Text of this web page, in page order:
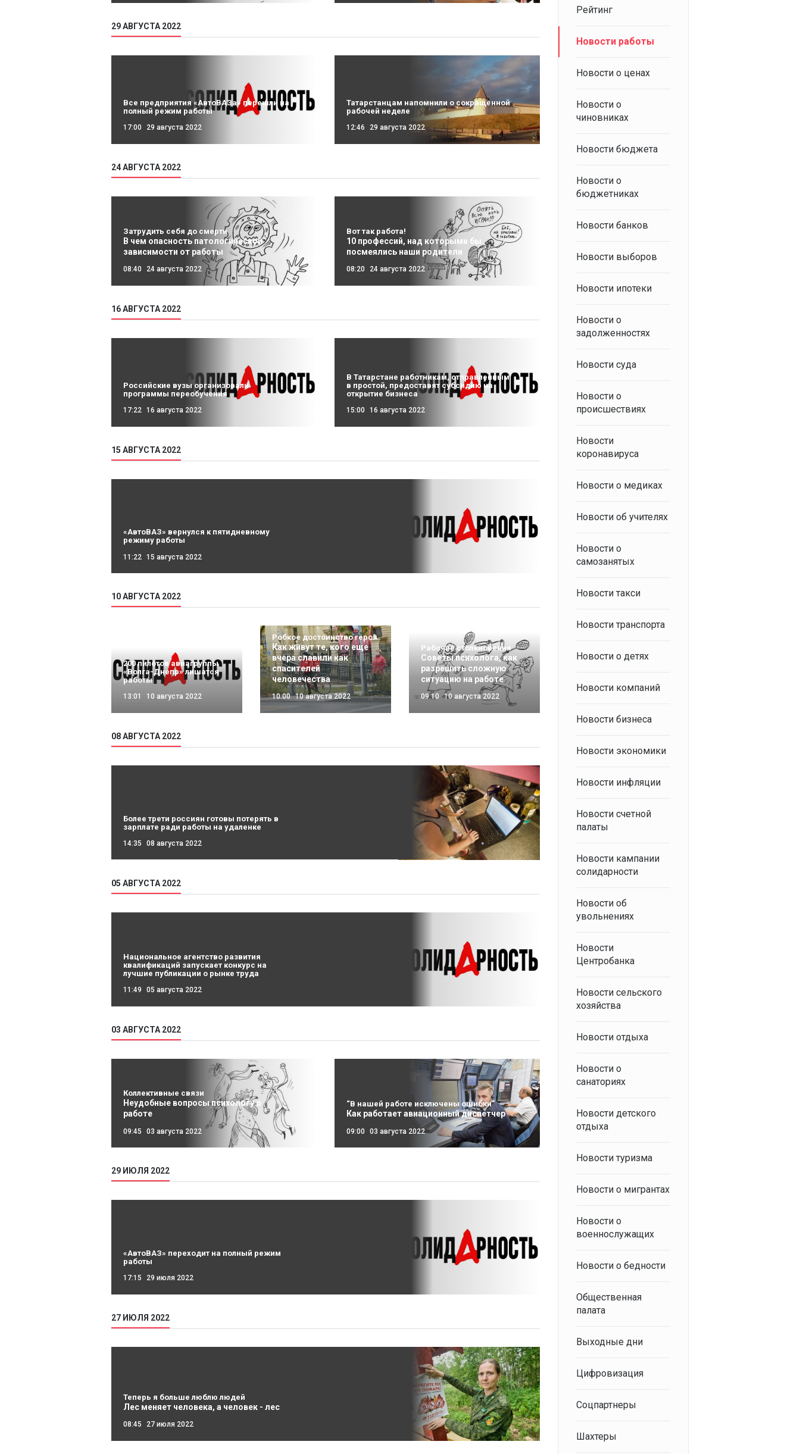
29 АВГУСТА 2022
Все предприятия «АвтоВАЗа» перешли на
полный режим работы
17:00 29 августа 2022
Татарстанцам напомнили о сокращенной
рабочей неделе
12:46 29 августа 2022
24 АВГУСТА 2022
Затрудить себя до смерти
В чем опасность патологической
зависимости от работы
08:40 24 августа 2022
Вот так работа!
10 профессий, над которыми бы
посмеялись наши родители
08:20 24 августа 2022
16 АВГУСТА 2022
Российские вузы организовали
программы переобучения
17:22 16 августа 2022
В Татарстане работникам, отправленным
в простой, предоставят субсидию на
открытие бизнеса
15:00 16 августа 2022
15 АВГУСТА 2022
«АвтоВАЗ» вернулся к пятидневному
режиму работы
11:22 15 августа 2022
10 АВГУСТА 2022
200 пилотов авиагруппы
«Волга-Днепр» лишатся
работы
13:01 10 августа 2022
Робкое достоинство героя
Как живут те, кого еще
вчера славили как
спасителей
человечества
10:00 10 августа 2022
Рабочие столкновения
Советы психолога, как
разрешить сложную
ситуацию на работе
09:10 10 августа 2022
08 АВГУСТА 2022
Более трети россиян готовы потерять в
зарплате ради работы на удаленке
14:35 08 августа 2022
05 АВГУСТА 2022
Национальное агентство развития
квалификаций запускает конкурс на
лучшие публикации о рынке труда
11:49 05 августа 2022
03 АВГУСТА 2022
Коллективные связи
Неудобные вопросы психологу о
работе
09:45 03 августа 2022
“В нашей работе исключены ошибки”
Как работает авиационный диспетчер
09:00 03 августа 2022
29 ИЮЛЯ 2022
«АвтоВАЗ» переходит на полный режим
работы
17:15 29 июля 2022
27 ИЮЛЯ 2022
Теперь я больше люблю людей
Лес меняет человека, а человек - лес
08:45 27 июля 2022
Рейтинг
Новости работы
Новости о ценах
Новости о
чиновниках
Новости бюджета
Новости о
бюджетниках
Новости банков
Новости выборов
Новости ипотеки
Новости о
задолженностях
Новости суда
Новости о
происшествиях
Новости
коронавируса
Новости о медиках
Новости об учителях
Новости о
самозанятых
Новости такси
Новости транспорта
Новости о детях
Новости компаний
Новости бизнеса
Новости экономики
Новости инфляции
Новости счетной
палаты
Новости кампании
солидарности
Новости об
увольнениях
Новости
Центробанка
Новости сельского
хозяйства
Новости отдыха
Новости о
санаториях
Новости детского
отдыха
Новости туризма
Новости о мигрантах
Новости о
военнослужащих
Новости о бедности
Общественная
палата
Выходные дни
Цифровизация
Соцпартнеры
Шахтеры